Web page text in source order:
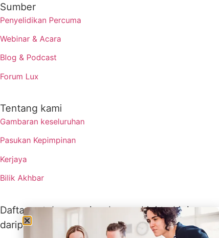
Sumber
Penyelidikan Percuma
Webinar & Acara
Blog & Podcast
Forum Lux
Tentang kami
Gambaran keseluruhan
Pasukan Kepimpinan
Kerjaya
Bilik Akhbar
Daftar untuk menerima kemas kini terkini
daripada Lux